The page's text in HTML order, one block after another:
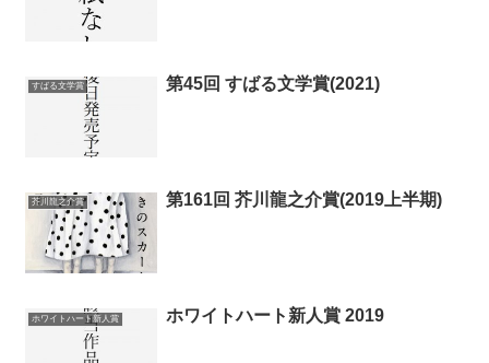
すばる文学賞 第45回 すばる文学賞(2021)
芥川龍之介賞 第161回 芥川龍之介賞(2019上半期)
ホワイトハート新人賞 ホワイトハート新人賞 2019